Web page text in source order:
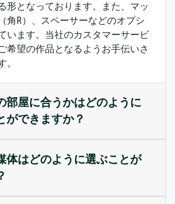
形となっております。また、マッ
角R）、スペーサーなどのオプシ
います。当社のカスタマーサービ
希望の作品となるようお手伝いさ
。
部屋に合うかはどのように
ができますか？
体はどのように選ぶことが